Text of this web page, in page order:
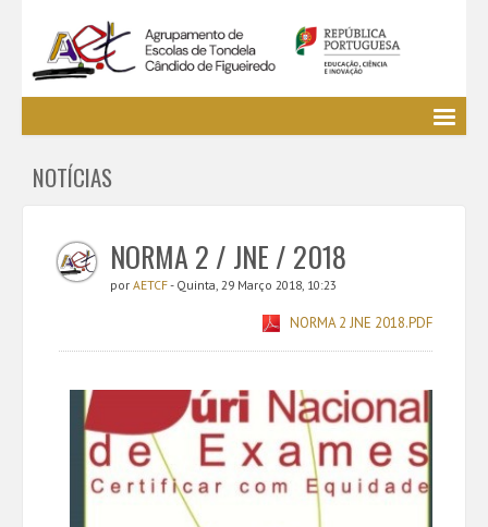
EE / Alunos
Cursos Profissionais
Bibliotecas
Media AETCF
NOTÍCIAS
NORMA 2 / JNE / 2018
por AETCF- Quinta, 29 Março 2018, 10:23
NORMA 2 JNE 2018.PDF